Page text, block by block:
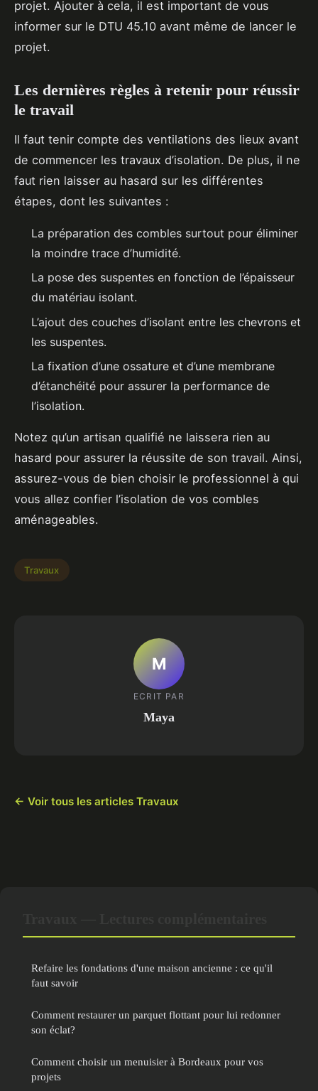
projet. Ajouter à cela, il est important de vous
informer sur le DTU 45.10 avant même de lancer le
projet.
Les dernières règles à retenir pour réussir
le travail
Il faut tenir compte des ventilations des lieux avant
de commencer les travaux d’isolation. De plus, il ne
faut rien laisser au hasard sur les différentes
étapes, dont les suivantes :
La préparation des combles surtout pour éliminer
la moindre trace d’humidité.
La pose des suspentes en fonction de l’épaisseur
du matériau isolant.
L’ajout des couches d’isolant entre les chevrons et
les suspentes.
La fixation d’une ossature et d’une membrane
d’étanchéité pour assurer la performance de
l’isolation.
Notez qu’un artisan qualifié ne laissera rien au
hasard pour assurer la réussite de son travail. Ainsi,
assurez-vous de bien choisir le professionnel à qui
vous allez confier l’isolation de vos combles
aménageables.
Travaux
M
ECRIT PAR
Maya
← Voir tous les articles Travaux
Refaire les fondations d'une maison ancienne : ce qu'il
faut savoir
Comment restaurer un parquet flottant pour lui redonner
son éclat?
Comment choisir un menuisier à Bordeaux pour vos
projets